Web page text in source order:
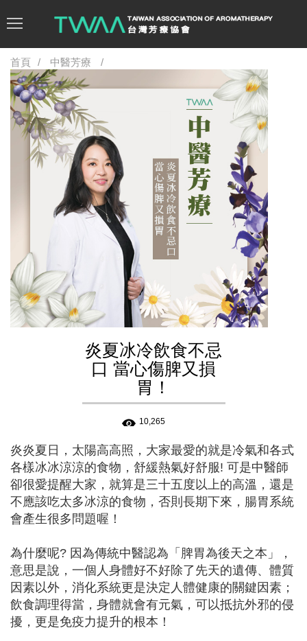
首頁 中醫芳療
炎夏冰冷飲食不忌
口 當心傷脾又損
胃！
10,265
炎炎夏日，太陽高高照，大家最愛的就是冷氣和各式
各樣冰冰涼涼的食物，舒緩熱氣好舒服! 可是中醫師
卻很愛提醒大家，就算是三十五度以上的高溫，還是
不應該吃太多冰涼的食物，否則長期下來，腸胃系統
會產生很多問題喔！
為什麼呢? 因為傳統中醫認為「脾胃為後天之本」，
意思是說，一個人身體好不好除了先天的遺傳、體質
因素以外，消化系統更是決定人體健康的關鍵因素；
飲食調理得當，身體就會有元氣，可以抵抗外邪的侵
擾，更是免疫力提升的根本！